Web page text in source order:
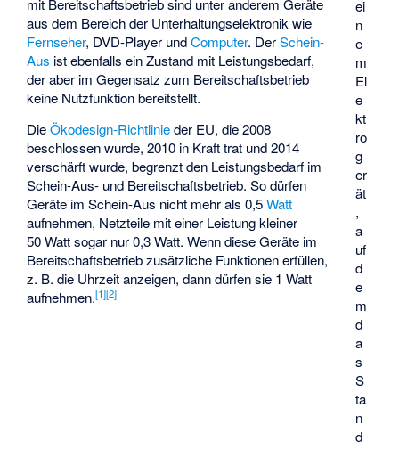
ei
n
e
m
El
e
kt
ro
g
er
ät
,
a
uf
d
e
m
d
a
s
S
ta
n
d
mit Bereitschaftsbetrieb sind unter anderem Geräte
aus dem Bereich der Unterhaltungselektronik wie
Fernseher, DVD-Player undComputer. DerSchein-
Aus ist ebenfalls ein Zustand mit Leistungsbedarf,
der aber im Gegensatz zum Bereitschaftsbetrieb
keine Nutzfunktion bereitstellt.
DieÖkodesign-Richtlinieder EU, die 2008
beschlossen wurde, 2010 in Kraft trat und 2014
verschärft wurde, begrenzt den Leistungsbedarf im
Schein-Aus- und Bereitschaftsbetrieb. So dürfen
Geräte im Schein-Aus nicht mehr als 0,5Watt
aufnehmen, Netzteile mit einer Leistung kleiner
50 Watt sogar nur 0,3 Watt. Wenn diese Geräte im
Bereitschaftsbetrieb zusätzliche Funktionen erfüllen,
z. B. die Uhrzeit anzeigen, dann dürfen sie 1 Watt
aufnehmen.[1][2]